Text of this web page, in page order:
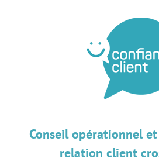
Conseil opérationnel
relation client